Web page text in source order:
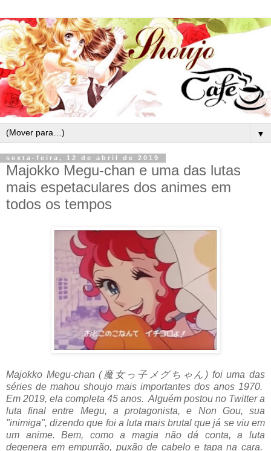
▼
sexta-feira, 12 de abril de 2019
Majokko Megu-chan e uma das lutas
mais espetaculares dos animes em
todos os tempos
Majokko Megu-chan (魔女っ子メグちゃん) foi uma das
séries de mahou shoujo mais importantes dos anos 1970.
Em 2019, ela completa 45 anos. Alguém postou no Twitter a
luta final entre Megu, a protagonista, e Non Gou, sua
"inimiga", dizendo que foi a luta mais brutal que já se viu em
um anime. Bem, como a magia não dá conta, a luta
degenera em empurrão, puxão de cabelo e tapa na cara.